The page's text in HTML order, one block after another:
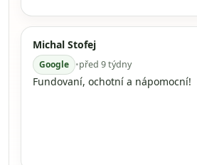
Michal Stofej
Google •před 9 týdny
Fundovaní, ochotní a nápomocní!